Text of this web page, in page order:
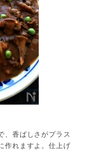
、香ばしさがプラス
作れますよ。仕上げ